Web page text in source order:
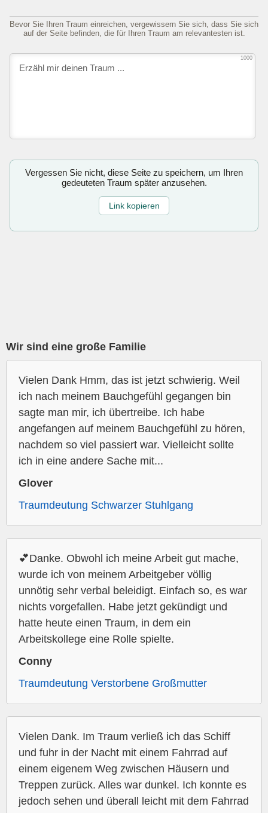
Bevor Sie Ihren Traum einreichen, vergewissern Sie sich, dass Sie sich
auf der Seite befinden, die für Ihren Traum am relevantesten ist.
1000
Vergessen Sie nicht, diese Seite zu speichern, um Ihren
gedeuteten Traum später anzusehen.
Link kopieren
Wir sind eine große Familie
Vielen Dank Hmm, das ist jetzt schwierig. Weil
ich nach meinem Bauchgefühl gegangen bin
sagte man mir, ich übertreibe. Ich habe
angefangen auf meinem Bauchgefühl zu hören,
nachdem so viel passiert war. Vielleicht sollte
ich in eine andere Sache mit...
Glover
Traumdeutung Schwarzer Stuhlgang
💕Danke. Obwohl ich meine Arbeit gut mache,
wurde ich von meinem Arbeitgeber völlig
unnötig sehr verbal beleidigt. Einfach so, es war
nichts vorgefallen. Habe jetzt gekündigt und
hatte heute einen Traum, in dem ein
Arbeitskollege eine Rolle spielte.
Conny
Traumdeutung Verstorbene Großmutter
Vielen Dank. Im Traum verließ ich das Schiff
und fuhr in der Nacht mit einem Fahrrad auf
einem eigenem Weg zwischen Häusern und
Treppen zurück. Alles war dunkel. Ich konnte es
jedoch sehen und überall leicht mit dem Fahrrad